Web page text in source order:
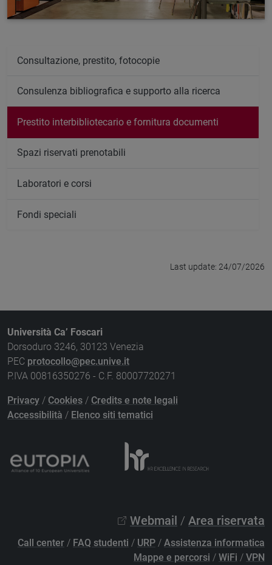
Consultazione, prestito, fotocopie
Consulenza bibliografica e supporto alla ricerca
Prestito interbibliotecario e fornitura documenti
Spazi riservati prenotabili
Laboratori e corsi
Fondi speciali
Last update: 24/07/2026
Università Ca’ Foscari
Dorsoduro 3246, 30123 Venezia
PEC protocollo@pec.unive.it
P.IVA 00816350276 - C.F. 80007720271
Privacy / Cookies / Credits e note legali
Accessibilità / Elenco siti tematici
Webmail / Area riservata
Call center / FAQ studenti / URP / Assistenza informatica
Mappe e percorsi / WiFi / VPN